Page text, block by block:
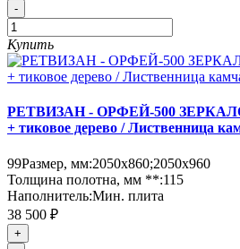
-
Купить
РЕТВИЗАН - ОРФЕЙ-500 ЗЕРКАЛО
+ тиковое дерево / Лиственница
99Размер, мм:2050х860;2050х960
Толщина полотна, мм **:115
Наполнитель:Мин. плита
38 500 ₽
+